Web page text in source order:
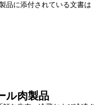
品に添付されている文書は
ル肉製品